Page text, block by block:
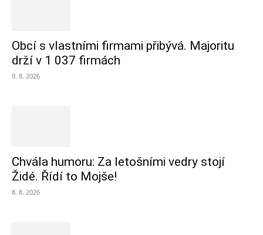
Obcí s vlastními firmami přibývá. Majoritu
drží v 1 037 firmách
9. 8. 2026
Chvála humoru: Za letošními vedry stojí
Židé. Řídí to Mojše!
8. 8. 2026